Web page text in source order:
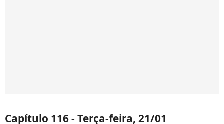
Capítulo 116 - Terça-feira, 21/01